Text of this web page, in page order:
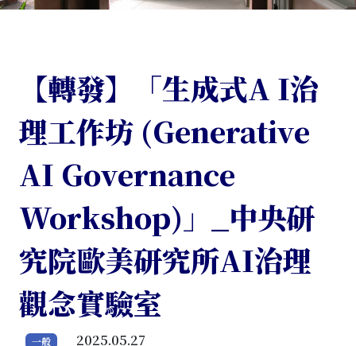
【轉發】「生成式A I治
理工作坊 (Generative
AI Governance
Workshop)」_中央研
究院歐美研究所AI治理
觀念實驗室
一般 2025.05.27